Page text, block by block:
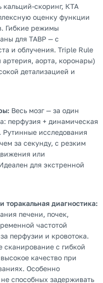
кальций-скоринг, КТА
оценку функции
Гибкие режимы
для ТАВР — с
и облучения. Triple Rule
артерия, аорта, коронары)
детализацией и
Весь мозг — за один
перфузия + динамическая
Рутинные исследования
за секунду, с резким
или
для экстренной
торакальная диагностика:
печени, почек,
частотой
перфузии и кровотока.
сканирование с гибкой
качество при
Особенно
способных задерживать